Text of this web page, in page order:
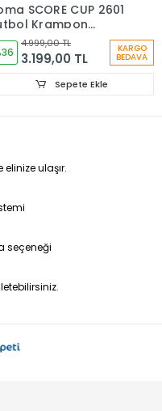
SCORE CUP 2601
Krampon
SCOS2612FG
4.999,00 TL
3.199,00 TL
KARGO
BEDAVA
Sepete Ekle
ulaşır.
seçeneği